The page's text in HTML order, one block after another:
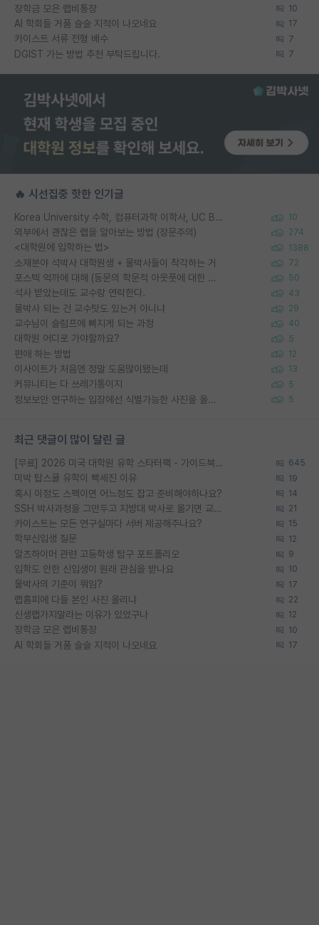
장학금 모은 랩비통장 10
AI 학회들 거품 슬슬 지적이 나오네요 17
카이스트 서류 전형 배수 7
DGIST 가는 방법 추천 부탁드립니다. 7
🔥 시선집중 핫한 인기글
Korea University 수학, 컴퓨터과학 이학사, UC Berkeley 산업공학 대학원 공학박사가 되는 것은 쉽지 않겠죠? 10
외부에서 괜찮은 랩을 알아보는 방법 (장문주의) 274
<대학원에 입학하는 법> 1388
소재분야 석박사 대학원생 + 물박사들이 착각하는 거 72
포스텍 억까에 대해 (동문의 학문적 아웃풋에 대한 반박) 50
석사 받았는데도 교수랑 연락한다. 43
물박사 되는 건 교수탓도 있는거 아니냐 29
교수님이 슬럼프에 빠지게 되는 과정 40
대학원 어디로 가야할까요? 5
편애 하는 방법 12
이사이트가 처음엔 정말 도움많이됐는데 13
커뮤니티는 다 쓰레기통이지 5
정보보안 연구하는 입장에선 식별가능한 사진을 올리는건 비추이긴함 5
최근 댓글이 많이 달린 글
[무료] 2026 미국 대학원 유학 스타터팩 - 가이드북 & 합격자 컨택메일 템플릿 645
미박 탑스쿨 유학이 빡세진 이유 19
혹시 이정도 스펙이면 어느정도 잡고 준비해야하나요? 14
SSH 박사과정을 그만두고 지방대 박사로 옮기면 교수의 꿈은 끝일까요? 21
카이스트는 모든 연구실마다 서버 제공해주나요? 15
학부신입생 질문 12
알츠하이머 관련 고등학생 탐구 포트폴리오 9
입학도 안한 신입생이 원래 관심을 받나요 10
물박사의 기준이 뭐임? 17
랩홈피에 다들 본인 사진 올리냐 22
신생랩가지말라는 이유가 있었구나 12
장학금 모은 랩비통장 10
AI 학회들 거품 슬슬 지적이 나오네요 17